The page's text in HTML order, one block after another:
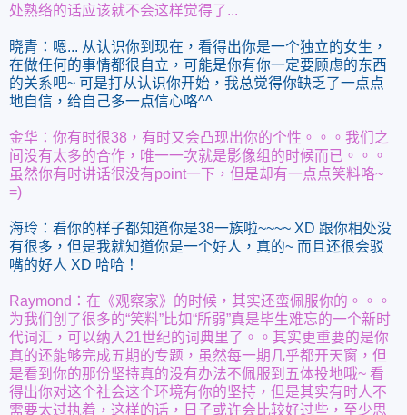
处熟络的话应该就不会这样觉得了...
晓青：嗯... 从认识你到现在，看得出你是一个独立的女生，
在做任何的事情都很自立，可能是你有你一定要顾虑的东西
的关系吧~ 可是打从认识你开始，我总觉得你缺乏了一点点
地自信，给自己多一点信心咯^^
金华：你有时很38，有时又会凸现出你的个性。。。我们之
间没有太多的合作，唯一一次就是影像组的时候而已。。。
虽然你有时讲话很没有point一下，但是却有一点点笑料咯~
=)
海玲：看你的样子都知道你是38一族啦~~~~ XD 跟你相处没
有很多，但是我就知道你是一个好人，真的~ 而且还很会驳
嘴的好人 XD 哈哈！
Raymond：在《观察家》的时候，其实还蛮佩服你的。。。
为我们创了很多的“笑料”比如“所弱”真是毕生难忘的一个新时
代词汇，可以纳入21世纪的词典里了。。其实更重要的是你
真的还能够完成五期的专题，虽然每一期几乎都开天窗，但
是看到你的那份坚持真的没有办法不佩服到五体投地哦~ 看
得出你对这个社会这个环境有你的坚持，但是其实有时人不
需要太过执着，这样的话，日子或许会比较好过些，至少思